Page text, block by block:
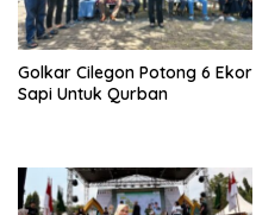
Golkar Cilegon Potong 6 Ekor
Sapi Untuk Qurban